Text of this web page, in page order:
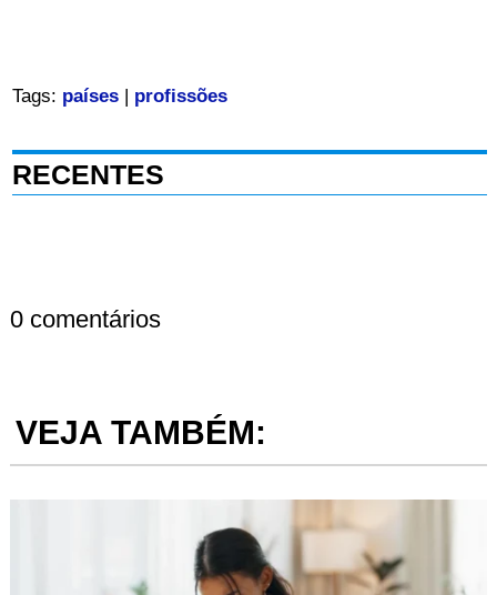
Tags: países| profissões
RECENTES
0 comentários
VEJA TAMBÉM: